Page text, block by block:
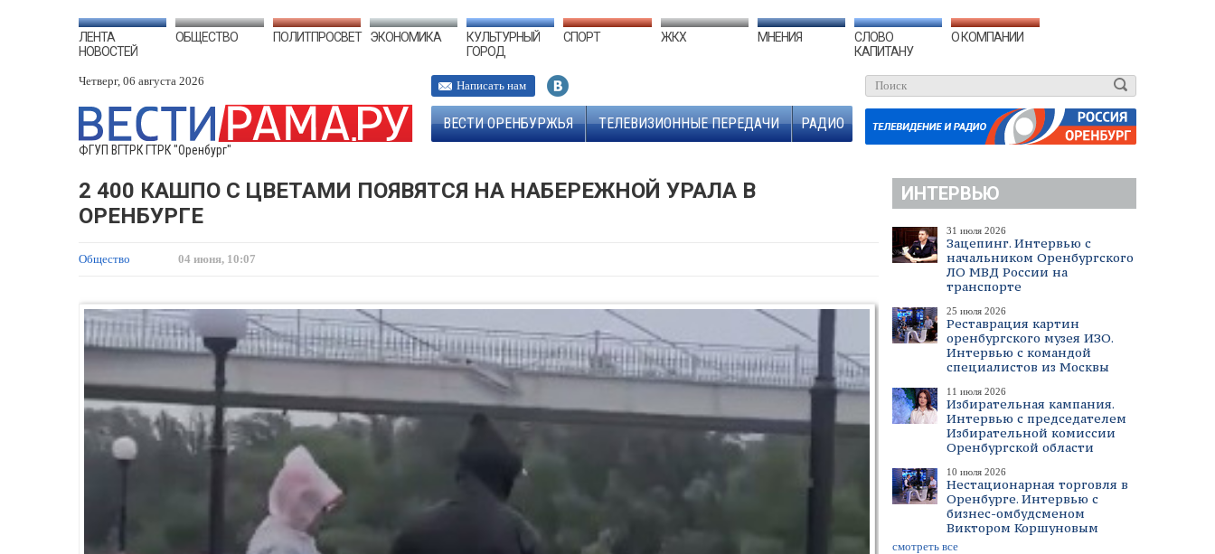
ЛЕНТА
НОВОСТЕЙ
ОБЩЕСТВО ПОЛИТПРОСВЕТ ЭКОНОМИКА
КУЛЬТУРНЫЙ
ГОРОД
СПОРТ ЖКХ МНЕНИЯ
СЛОВО
КАПИТАНУ
О КОМПАНИИ
Четверг, 06 августа 2026
ФГУП ВГТРК ГТРК "Оренбург"
Написать нам
ВЕСТИ ОРЕНБУРЖЬЯ ТЕЛЕВИЗИОННЫЕ ПЕРЕДАЧИ РАДИО
ИНТЕРВЬЮ
31 июля 2026
Зацепинг. Интервью с
начальником Оренбургского
ЛО МВД России на
транспорте
25 июля 2026
Реставрация картин
оренбургского музея ИЗО.
Интервью с командой
специалистов из Москвы
11 июля 2026
Избирательная кампания.
Интервью с председателем
Избирательной комиссии
Оренбургской области
10 июля 2026
Нестационарная торговля в
Оренбурге. Интервью с
бизнес-омбудсменом
Виктором Коршуновым
смотреть все
2 400 КАШПО С ЦВЕТАМИ ПОЯВЯТСЯ НА НАБЕРЕЖНОЙ УРАЛА В
ОРЕНБУРГЕ
Общество 04 июня, 10:07